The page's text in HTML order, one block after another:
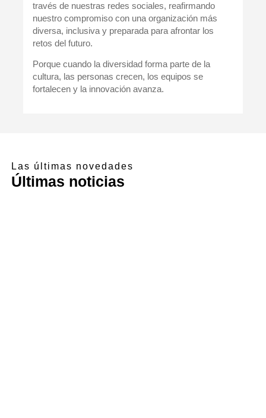
través de nuestras redes sociales, reafirmando
nuestro compromiso con una organización más
diversa, inclusiva y preparada para afrontar los
retos del futuro.
Porque cuando la diversidad forma parte de la
cultura, las personas crecen, los equipos se
fortalecen y la innovación avanza.
Las últimas novedades
Últimas noticias